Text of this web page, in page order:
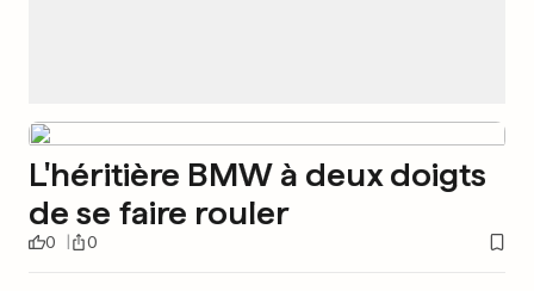
L'héritière BMW à deux doigts
de se faire rouler
0 0